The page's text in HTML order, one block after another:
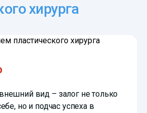
хирурга
вид – залог не только
но и подчас успеха в